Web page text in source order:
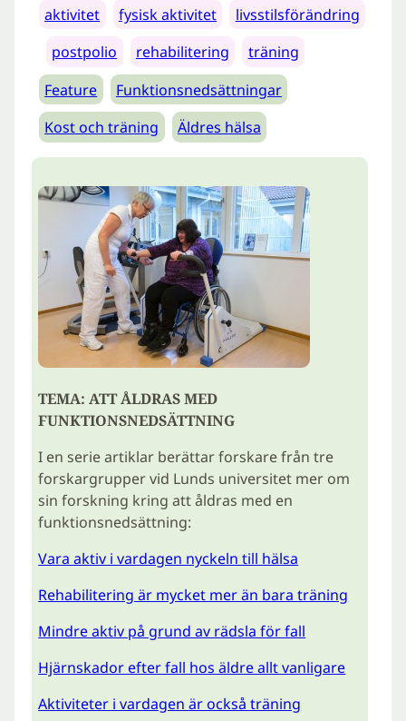
aktivitet
fysisk aktivitet
livsstilsförändring
postpolio
rehabilitering
träning
Feature
Funktionsnedsättningar
Kost och träning
Äldres hälsa
TEMA: ATT ÅLDRAS MED
FUNKTIONSNEDSÄTTNING
I en serie artiklar berättar forskare från tre
forskargrupper vid Lunds universitet mer om
sin forskning kring att åldras med en
funktionsnedsättning:
Vara aktiv i vardagen nyckeln till hälsa
Rehabilitering är mycket mer än bara träning
Mindre aktiv på grund av rädsla för fall
Hjärnskador efter fall hos äldre allt vanligare
Aktiviteter i vardagen är också träning